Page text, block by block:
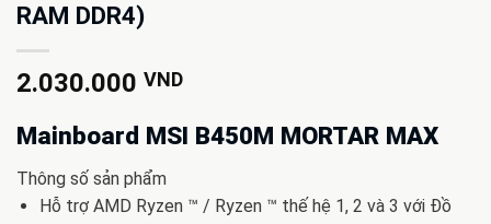
RAM DDR4)
2.030.000 VND
Mainboard MSI B450M MORTAR MAX
Thông số sản phẩm
Hỗ trợ AMD Ryzen ™ / Ryzen ™ thế hệ 1, 2 và 3 với Đồ